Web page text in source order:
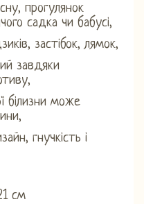
прогулянок
садка чи бабусі,
застібок, лямок,
завдяки
білизни може
гнучкість і
см